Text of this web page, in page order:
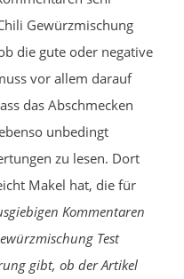
Gewürzmischung
die gute oder negative
vor allem darauf
das Abschmecken
unbedingt
zu lesen. Dort
Makel hat, die für
Kommentaren
Test
gibt, ob der Artikel